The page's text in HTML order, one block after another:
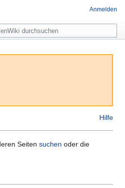
Hilfe
Seiten suchen oder die
Anmelden